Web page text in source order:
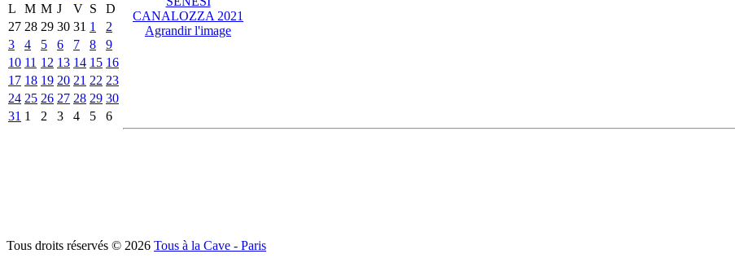
L
M M J V S
D
27 28 29 30 31 1
2
3
4 5 6 7 8
9
10 11 12 13 14 15 16
17 18 19 20 21 22 23
24 25 26 27 28 29 30
31 1 2 3 4 5 6
Agrandir l'image
Tous droits réservés © 2026 Tous à la Cave - Paris